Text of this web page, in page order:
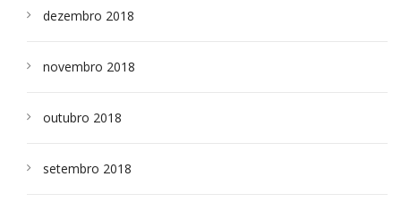
dezembro 2018
novembro 2018
outubro 2018
setembro 2018